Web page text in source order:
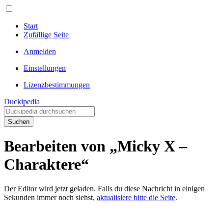
Start
Zufällige Seite
Anmelden
Einstellungen
Lizenzbestimmungen
Duckipedia
Suchen
Bearbeiten von „Micky X –
Charaktere“
Der Editor wird jetzt geladen. Falls du diese Nachricht in einigen
Sekunden immer noch siehst, aktualisiere bitte die Seite.